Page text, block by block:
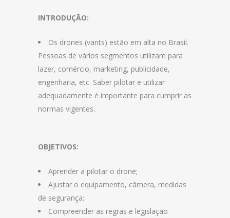
INTRODUÇÃO:
Os drones (vants) estão em alta no Brasil.
Pessoas de vários segmentos utilizam para
lazer, comércio, marketing, publicidade,
engenharia, etc. Saber pilotar e utilizar
adequadamente é importante para cumprir as
normas vigentes.
OBJETIVOS:
Aprender a pilotar o drone;
Ajustar o equipamento, câmera, medidas
de segurança;
Compreender as regras e legislação